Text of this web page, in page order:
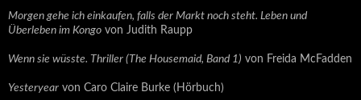
Morgen gehe ich einkaufen, falls der Markt noch steht. Leben und
Überleben im Kongo von Judith Raupp
Wenn sie wüsste. Thriller (The Housemaid, Band 1) von Freida McFadden
Yesteryear von Caro Claire Burke (Hörbuch)